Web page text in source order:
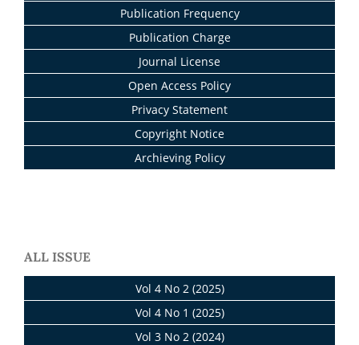
Publication Frequency
Publication Charge
Journal License
Open Access Policy
Privacy Statement
Copyright Notice
Archieving Policy
ALL ISSUE
Vol 4 No 2 (2025)
Vol 4 No 1 (2025)
Vol 3 No 2 (2024)